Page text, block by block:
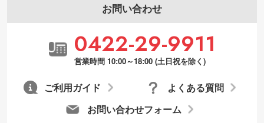
お問い合わせ
0422-29-9911
営業時間 10:00～18:00 (土日祝を除く)
お問い合わせフォーム
よくある質問
ご利用ガイド